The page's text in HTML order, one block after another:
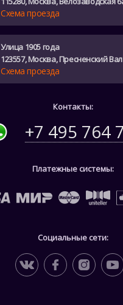
Социальные сети:
Платежные системы:
Контакты:
+7 495 764
Схема проезда
Улица 1905 года
123557, Москва, Пресненский Вал
Схема проезда